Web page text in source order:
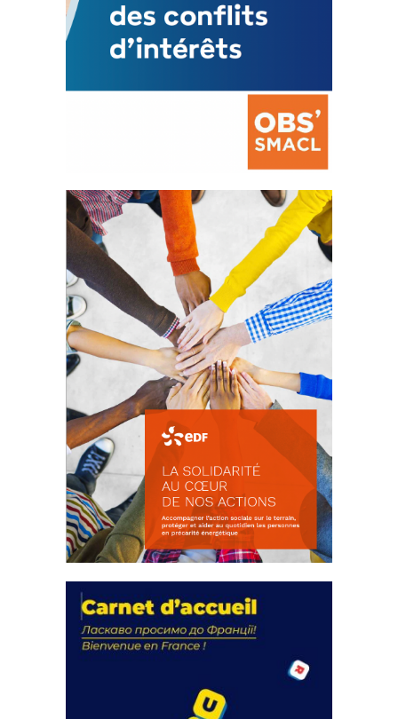
La prévention des conflits
d’intérêts
18 septembre 2023
FEUILLETER
actions
18 septembre 2023
FEUILLETER